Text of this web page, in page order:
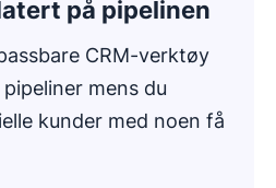
på pipelinen
CRM-verktøy
mens du
kunder med noen få